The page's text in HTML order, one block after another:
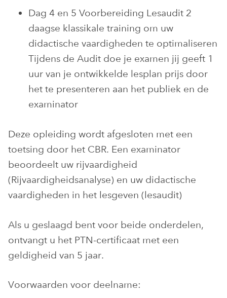
Dag 4 en 5 Voorbereiding Lesaudit 2
daagse klassikale training om uw
didactische vaardigheden te optimaliseren
Tijdens de Audit doe je examen jij geeft 1
uur van je ontwikkelde lesplan prijs door
het te presenteren aan het publiek en de
examinator
Deze opleiding wordt afgesloten met een
toetsing door het CBR. Een examinator
beoordeelt uw rijvaardigheid
(Rijvaardigheidsanalyse) en uw didactische
vaardigheden in het lesgeven (lesaudit)
Als u geslaagd bent voor beide onderdelen,
ontvangt u het PTN-certificaat met een
geldigheid van 5 jaar.
Voorwaarden voor deelname: